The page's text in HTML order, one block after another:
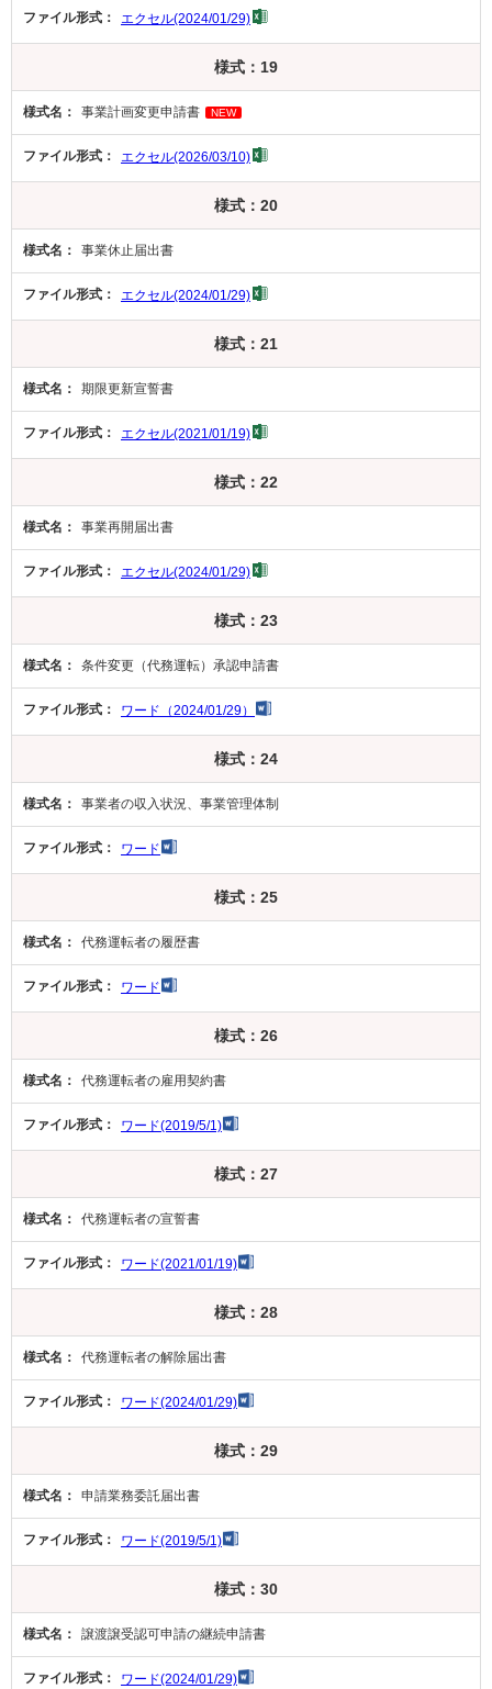
エクセル(2024/01/29)
様式：19
事業計画変更申請書 NEW
エクセル(2026/03/10)
様式：20
事業休止届出書
エクセル(2024/01/29)
様式：21
期限更新宣誓書
エクセル(2021/01/19)
様式：22
事業再開届出書
エクセル(2024/01/29)
様式：23
条件変更（代務運転）承認申請書
ワード（2024/01/29）
様式：24
事業者の収入状況、事業管理体制
ワード
様式：25
代務運転者の履歴書
ワード
様式：26
代務運転者の雇用契約書
ワード(2019/5/1)
様式：27
代務運転者の宣誓書
ワード(2021/01/19)
様式：28
代務運転者の解除届出書
ワード(2024/01/29)
様式：29
申請業務委託届出書
ワード(2019/5/1)
様式：30
譲渡譲受認可申請の継続申請書
ワード(2024/01/29)